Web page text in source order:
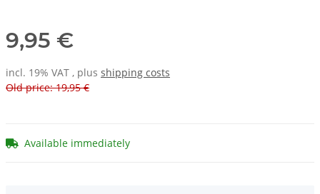
9,95 €
incl. 19% VAT , plus shipping costs
Old price: 19,95 €
Available immediately